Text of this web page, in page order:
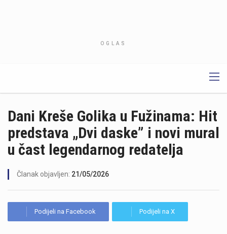
OGLAS
Dani Kreše Golika u Fužinama: Hit
predstava „Dvi daske” i novi mural
u čast legendarnog redatelja
Članak objavljen: 21/05/2026
Podijeli na Facebook Podijeli na X